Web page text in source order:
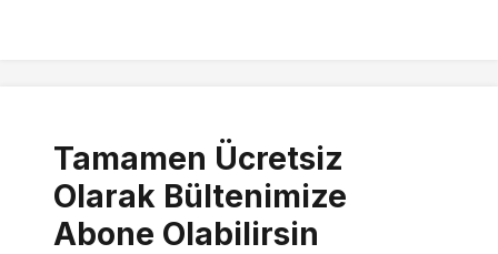
Tamamen Ücretsiz
Olarak Bültenimize
Abone Olabilirsin